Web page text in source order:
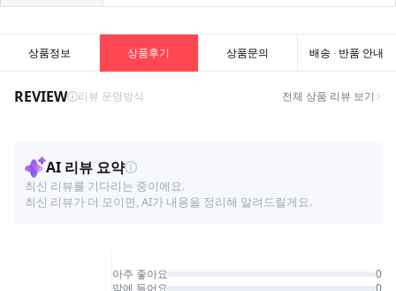
상품정보 상품후기 상품문의 배송 · 반품 안내